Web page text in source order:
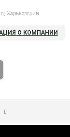
Харьковский
О КОМПАНИИ